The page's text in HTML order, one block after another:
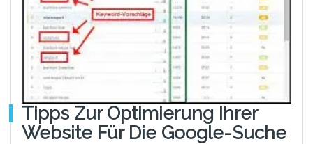
Tipps Zur Optimierung Ihrer
Website Für Die Google-Suche